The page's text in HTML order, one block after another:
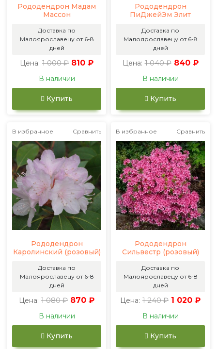
Рододендрон Мадам
Массон
Доставка по
Малоярославецу от 6-8
дней
Цена: 1 000 ₽ 810 ₽
В наличии
Купить
Рододендрон
ПиДжейЭм Элит
Доставка по
Малоярославецу от 6-8
дней
Цена: 1 040 ₽ 840 ₽
В наличии
Купить
В избранное Сравнить
Рододендрон
Каролинский (розовый)
Доставка по
Малоярославецу от 6-8
дней
Цена: 1 080 ₽ 870 ₽
В наличии
Купить
В избранное Сравнить
Рододендрон
Сильвестр (розовый)
Доставка по
Малоярославецу от 6-8
дней
Цена: 1 240 ₽ 1 020 ₽
В наличии
Купить